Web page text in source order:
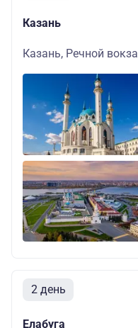
Казань
Казань, Речной
2 день
Елабуга